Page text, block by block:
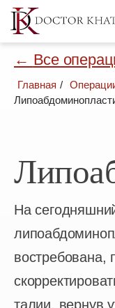
← Все
главная
На
востребована,
талии, вернув